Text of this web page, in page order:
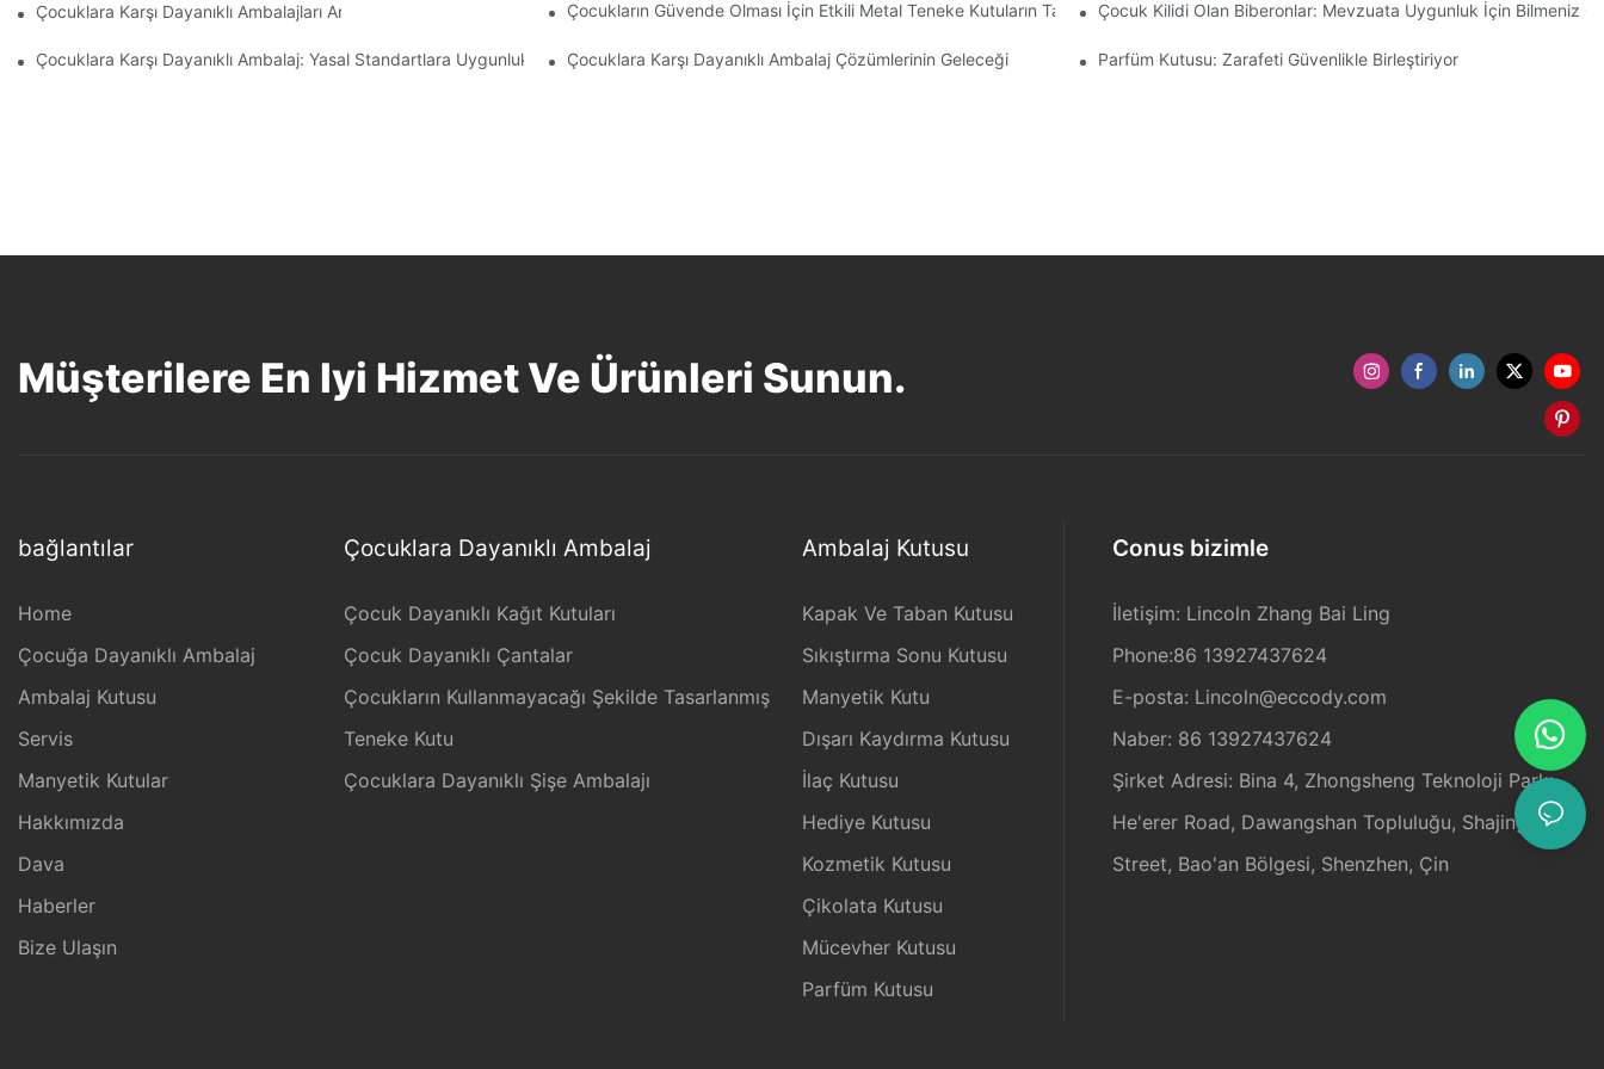
Çocuklara Karşı Dayanıklı Ambalajları Anlamak: Çocuklar İçin Güvenliği SağlamakÇocukların Güvende Olması İçin Etkili Metal Teneke Kutuların TasarımıÇocuk Kilidi Olan Biberonlar: Mevzuata Uygunluk İçin Bilmeniz
Çocuklara Karşı Dayanıklı Ambalaj: Yasal Standartlara Uygunluk Çocuklara Karşı Dayanıklı Ambalaj Çözümlerinin Geleceği Parfüm Kutusu: Zarafeti Güvenlikle Birleştiriyor
Müşterilere En Iyi Hizmet Ve Ürünleri Sunun.
bağlantılar
Home
Çocuğa Dayanıklı Ambalaj
Ambalaj Kutusu
Servis
Manyetik Kutular
Hakkımızda
Dava
Haberler
Bize Ulaşın
Çocuklara Dayanıklı Ambalaj
Çocuk Dayanıklı Kağıt Kutuları
Çocuk Dayanıklı Çantalar
Çocukların Kullanmayacağı Şekilde Tasarlanmış
Teneke Kutu
Çocuklara Dayanıklı Şişe Ambalajı
Ambalaj Kutusu
Kapak Ve Taban Kutusu
Sıkıştırma Sonu Kutusu
Manyetik Kutu
Dışarı Kaydırma Kutusu
İlaç Kutusu
Hediye Kutusu
Kozmetik Kutusu
Çikolata Kutusu
Mücevher Kutusu
Parfüm Kutusu
Conus bizimle
İletişim: Lincoln Zhang Bai Ling
Phone:86 13927437624
E-posta: Lincoln@eccody.com
Naber: 86 13927437624
Şirket Adresi: Bina 4, Zhongsheng Teknoloji Parkı,
He'erer Road, Dawangshan Topluluğu, Shajing
Street, Bao'an Bölgesi, Shenzhen, Çin